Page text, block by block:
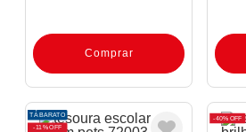
Comprar
TÁ BARATO
11%OFF
40% OFF